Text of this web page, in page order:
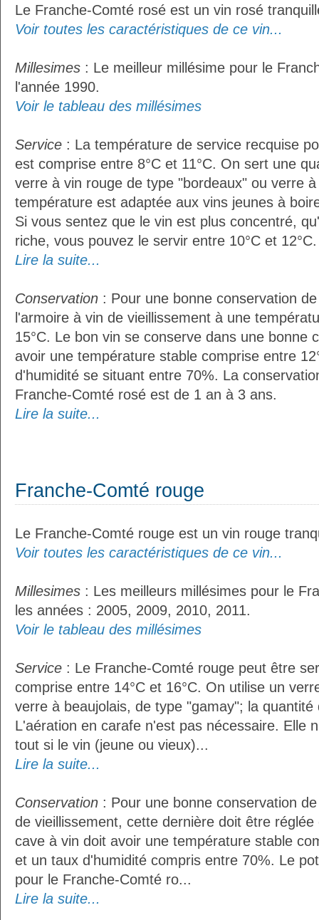
Le Franche-Comté rosé est un vin rosé
Voir toutes les caractéristiques de ce vin...
Millesimes : Le meilleur millésime pour le
l'année 1990.
Voir le tableau des millésimes
Service : La température de service recquise
est comprise entre 8°C et 11°C. On sert une
verre à vin rouge de type "bordeaux" ou verre
température est adaptée aux vins jeunes à
Si vous sentez que le vin est plus concentré,
riche, vous pouvez le servir entre 10°C et
Lire la suite...
Conservation : Pour une bonne conservation
l'armoire à vin de vieillissement à une
15°C. Le bon vin se conserve dans une bonne
avoir une température stable comprise entre
d'humidité se situant entre 70%. La
Franche-Comté rosé est de 1 an à 3 ans.
Lire la suite...
Franche-Comté rouge
Le Franche-Comté rouge est un vin rouge
Voir toutes les caractéristiques de ce vin...
Millesimes : Les meilleurs millésimes pour le
les années : 2005, 2009, 2010, 2011.
Voir le tableau des millésimes
Service : Le Franche-Comté rouge peut être
comprise entre 14°C et 16°C. On utilise un
verre à beaujolais, de type "gamay"; la
L'aération en carafe n'est pas nécessaire. Elle
tout si le vin (jeune ou vieux)...
Lire la suite...
Conservation : Pour une bonne conservation
de vieillissement, cette dernière doit être réglée
cave à vin doit avoir une température stable
et un taux d'humidité compris entre 70%. Le
pour le Franche-Comté ro...
Lire la suite...